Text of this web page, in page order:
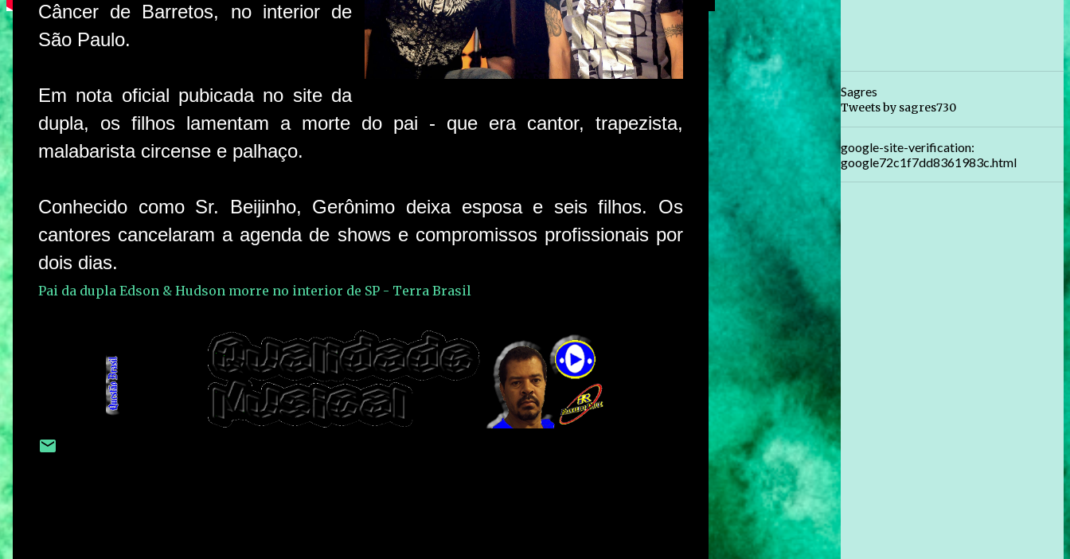
Câncer de Barretos, no interior de
São Paulo.
Em nota oficial pubicada no site da
dupla, os filhos lamentam a morte do pai - que era cantor, trapezista,
malabarista circense e palhaço.
Conhecido como Sr. Beijinho, Gerônimo deixa esposa e seis filhos. Os
cantores cancelaram a agenda de shows e compromissos profissionais por
dois dias.
Pai da dupla Edson & Hudson morre no interior de SP - Terra Brasil
Sagres
Tweets by sagres730
google-site-verification:
google72c1f7dd8361983c.html